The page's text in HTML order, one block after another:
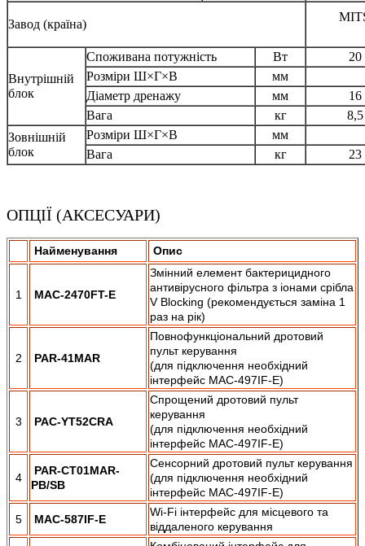
Завод (країна)
Внутрішній
блок
Споживана потужність Вт
20
Розміри Ш×Г×В
мм
Діаметр дренажу
мм
16
Вага
кг
8,5
Зовнішній
блок
Розміри Ш×Г×В
мм
Вага
кг 23
ОПЦІЇ (АКСЕСУАРИ)
Найменування Опис
1 MAC-2470FT-E
Змінний елемент бактерицидного
антивірусного фільтра з іонами срібла
V Blocking (рекомендується заміна 1
раз на рік)
2 PAR-41MAR
Повнофункціональний дротовий
пульт керування
(для підключення необхідний
інтерфейс MAC-497IF-E)
3 PAC-YT52CRA
Спрощений дротовий пульт
керування
(для підключення необхідний
інтерфейс MAC-497IF-E)
4
PAR-CT01MAR-
PB/SB
Сенсорний дротовий пульт керування
(для підключення необхідний
інтерфейс MAC-497IF-E)
5 MAC-587IF-E
Wi-Fi інтерфейс для місцевого та
віддаленого керування